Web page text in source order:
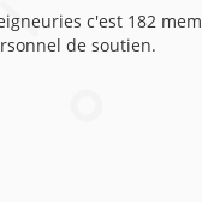
c'est 182
de soutien.